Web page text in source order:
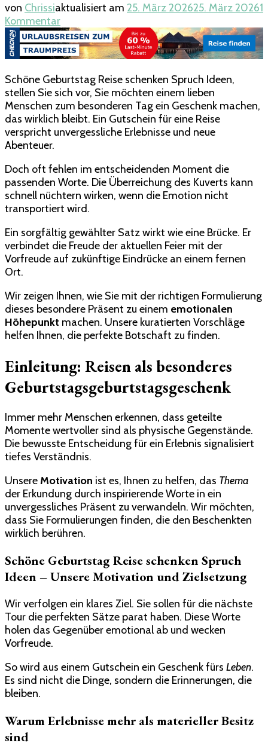
von Chrissiaktualisiert am 25. März 202625. März 20261
Kommentarzu
Schöne
Geburtstag
Reise
schenken
Spruch​
Ideen
Schöne Geburtstag Reise schenken Spruch​ Ideen,
stellen Sie sich vor, Sie möchten einem lieben
Menschen zum besonderen Tag ein Geschenk machen,
das wirklich bleibt. Ein Gutschein für eine Reise
verspricht unvergessliche Erlebnisse und neue
Abenteuer.
Doch oft fehlen im entscheidenden Moment die
passenden Worte. Die Überreichung des Kuverts kann
schnell nüchtern wirken, wenn die Emotion nicht
transportiert wird.
Ein sorgfältig gewählter Satz wirkt wie eine Brücke. Er
verbindet die Freude der aktuellen Feier mit der
Vorfreude auf zukünftige Eindrücke an einem fernen
Ort.
Wir zeigen Ihnen, wie Sie mit der richtigen Formulierung
dieses besondere Präsent zu einem emotionalen
Höhepunkt machen. Unsere kuratierten Vorschläge
helfen Ihnen, die perfekte Botschaft zu finden.
Einleitung: Reisen als besonderes
Geburtstagsgeburtstagsgeschenk
Immer mehr Menschen erkennen, dass geteilte
Momente wertvoller sind als physische Gegenstände.
Die bewusste Entscheidung für ein Erlebnis signalisiert
tiefes Verständnis.
UnsereMotivation ist es, Ihnen zu helfen, das Thema
der Erkundung durch inspirierende Worte in ein
unvergessliches Präsent zu verwandeln. Wir möchten,
dass Sie Formulierungen finden, die den Beschenkten
wirklich berühren.
Schöne Geburtstag Reise schenken Spruch​
Ideen – Unsere Motivation und Zielsetzung
Wir verfolgen ein klares Ziel. Sie sollen für die nächste
Tour die perfekten Sätze parat haben. Diese Worte
holen das Gegenüber emotional ab und wecken
Vorfreude.
So wird aus einem Gutschein ein Geschenk fürs Leben.
Es sind nicht die Dinge, sondern die Erinnerungen, die
bleiben.
Warum Erlebnisse mehr als materieller Besitz
sind